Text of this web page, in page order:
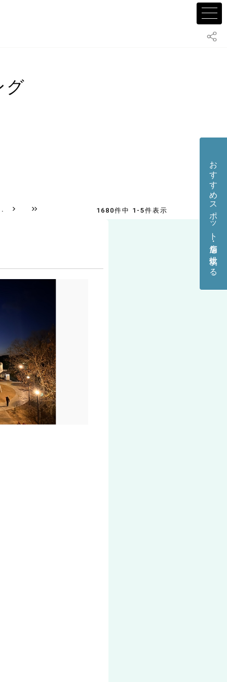
グ
1680件中 1-5件表示 おすすめスポット・店舗を投稿する